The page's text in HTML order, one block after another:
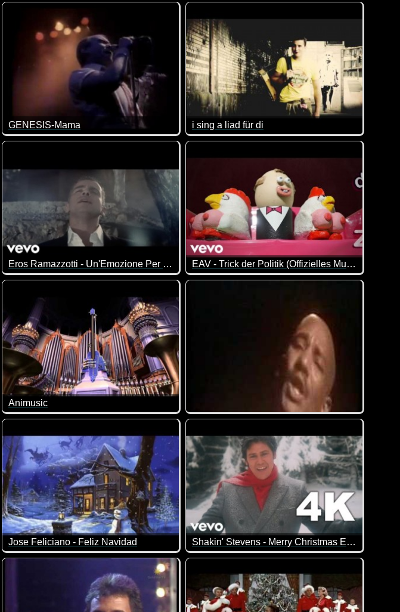
GENESIS-Mama
i sing a liad für di
Das ist mal wieder ein richtig genialer Ohrwurm
und damit auch die Computergrafik mag (die mittlerweile 12 Jahre alt ist), der wird diesen
Eros Ramazzotti - Un'Emozione Per Sempre EAV - Trick der Politik (Offizielles Musikvideo)
Animusic
Was für geniale computer-animierte Musik!
Hot Chocolate - It Started With A Kiss
Jose Feliciano - Feliz Navidad Shakin' Stevens - Merry Christmas Everyone